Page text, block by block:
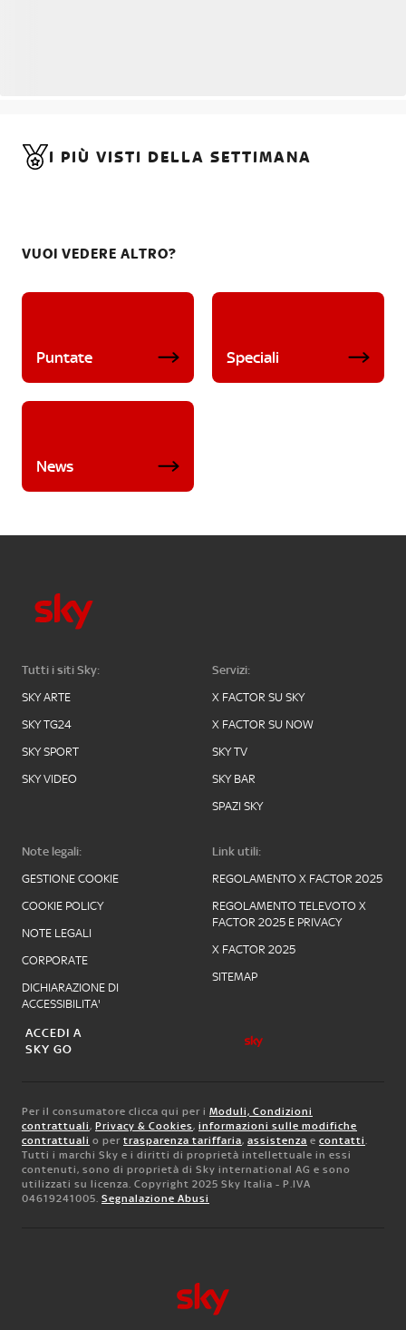
I PIÙ VISTI DELLA SETTIMANA
VUOI VEDERE ALTRO?
Puntate Speciali
News
Tutti i siti Sky:
SKY ARTE
SKY TG24
SKY SPORT
SKY VIDEO
Servizi:
X FACTOR SU SKY
X FACTOR SU NOW
SKY TV
SKY BAR
SPAZI SKY
Note legali:
GESTIONE COOKIE
COOKIE POLICY
NOTE LEGALI
CORPORATE
DICHIARAZIONE DI
ACCESSIBILITA'
Link utili:
REGOLAMENTO X FACTOR 2025
REGOLAMENTO TELEVOTO X
FACTOR 2025 E PRIVACY
X FACTOR 2025
SITEMAP
ACCEDI A
SKY GO
Per il consumatore clicca qui per i Moduli, Condizioni
contrattuali, Privacy & Cookies, informazioni sulle modifiche
contrattuali o per trasparenza tariffaria, assistenza e contatti.
Tutti i marchi Sky e i diritti di proprietà intellettuale in essi
contenuti, sono di proprietà di Sky international AG e sono
utilizzati su licenza. Copyright 2025 Sky Italia - P.IVA
04619241005. Segnalazione Abusi